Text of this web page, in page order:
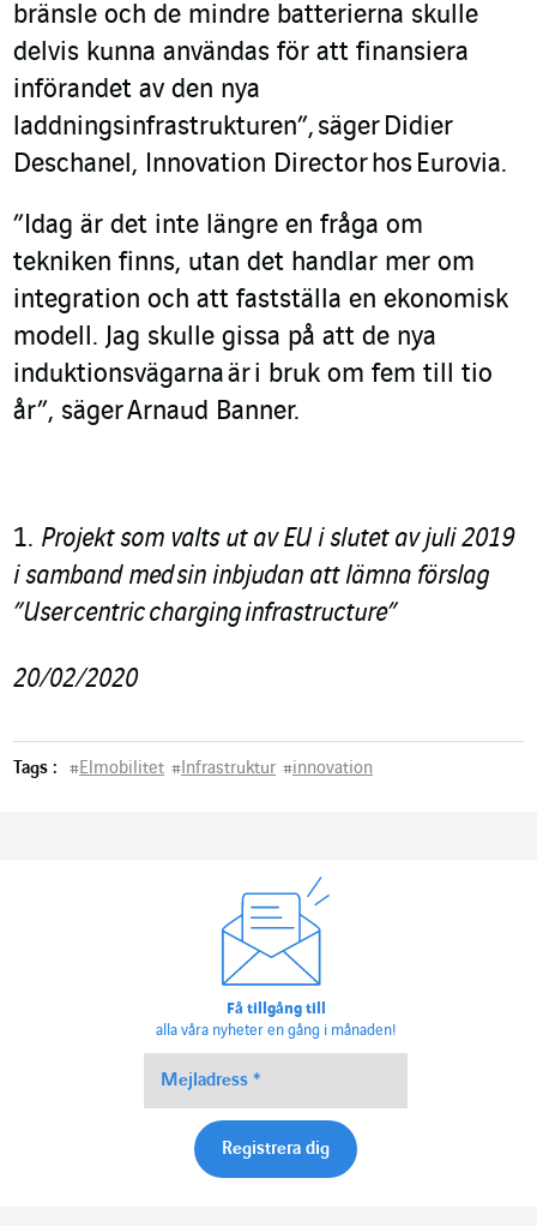
bränsle och de mindre batterierna skulle
delvis kunna användas för att finansiera
införandet av den nya
laddningsinfrastrukturen”, säger Didier
Deschanel, Innovation Directorhos Eurovia.
”Idag är det inte längre en fråga om
tekniken finns, utan det handlar mer om
integration och att fastställa en ekonomisk
modell. Jag skulle gissa på att de nya
induktionsvägarnaäri bruk om fem till tio
år”, sägerArnaud Banner.
Projekt som valts ut av EU i slutet av juli 2019
i samband medsin inbjudan att lämna förslag
”Usercentriccharginginfrastructure”
20/02/2020
Tags : #Elmobilitet #Infrastruktur #innovation
Få tillgång till
alla våra nyheter en gång i månaden!